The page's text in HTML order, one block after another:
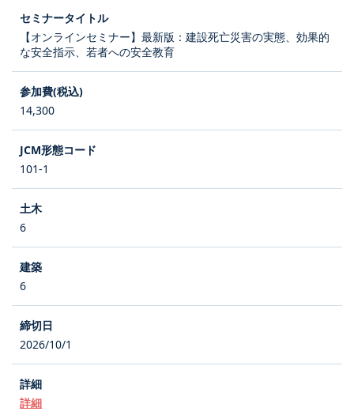
【オンラインセミナー】最新版：建設死亡災害の実態、効果的
な安全指示、若者への安全教育
14,300
101-1
6
6
2026/10/1
詳細